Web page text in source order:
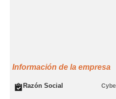
Información de la empresa
Razón Social